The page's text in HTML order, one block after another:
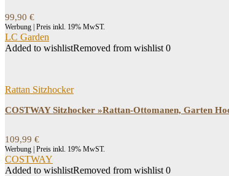
99,90 €
Werbung | Preis inkl. 19% MwST.
LC Garden
Added to wishlistRemoved from wishlist 0
Rattan Sitzhocker
COSTWAY Sitzhocker »Rattan-Ottomanen, Garten
109,99 €
Werbung | Preis inkl. 19% MwST.
COSTWAY
Added to wishlistRemoved from wishlist 0